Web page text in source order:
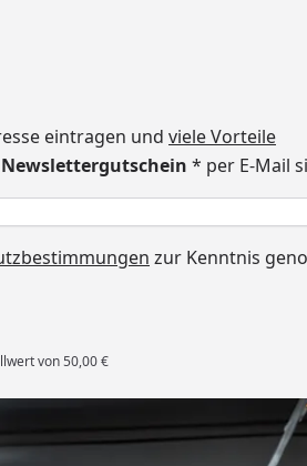
eintragen und viele Vorteile
* per E-Mail
zur Kenntnis
von 50,00 €